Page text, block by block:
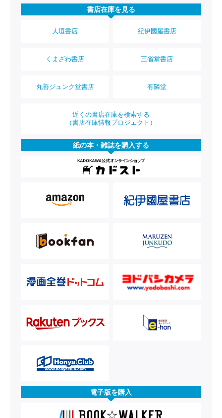
書店在庫を見る
大垣書店 紀伊國屋書店
くまざわ書店 三省堂書店
丸善ジュンク堂書店 有隣堂
近くの書店在庫を検索する
（書店在庫情報プロジェクト）
紙の本・雑誌を購入する
電子版を購入